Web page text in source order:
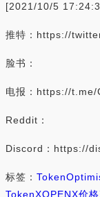
[2021/10/5
推特：https://
脸书：
电报：https://
Reddit：
Discord：https://
标签： Token
TokenXOPENX价格